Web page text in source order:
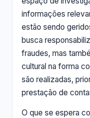
informações
estão sendo
busca
fraudes, mas
cultural na forma
são realizadas,
prestação de
O que se espera